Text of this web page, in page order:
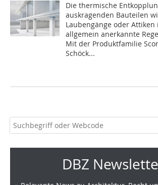
Die thermische
auskragenden Bauteilen
Laubengänge oder Attiken
allgemein anerkannte
Mit der Produktfamilie
Schöck...
DBZ